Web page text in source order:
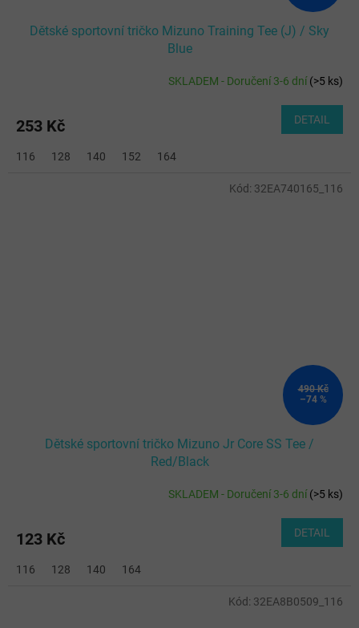
Dětské sportovní tričko Mizuno Training Tee (J) / Sky
Blue
SKLADEM - Doručení 3-6 dní(>5 ks)
253 Kč DETAIL
116 128 140 152 164
490 Kč
–74 %
Dětské sportovní tričko Mizuno Jr Core SS Tee /
Red/Black
SKLADEM - Doručení 3-6 dní(>5 ks)
123 Kč DETAIL
116 128 140 164
Kód: 32EA740165_116
Kód: 32EA8B0509_116